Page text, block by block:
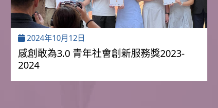
2024年10月12日
感創敢為3.0 青年社會創新服務獎2023-
2024